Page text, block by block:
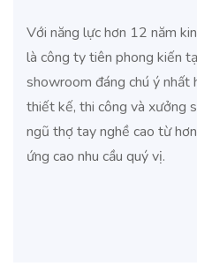
Với năng lực hơn 12 năm
là công ty tiên phong kiến
showroom đáng chú ý nhất
thiết kế, thi công và xưởng
ngũ thợ tay nghề cao từ
ứng cao nhu cầu quý vị.